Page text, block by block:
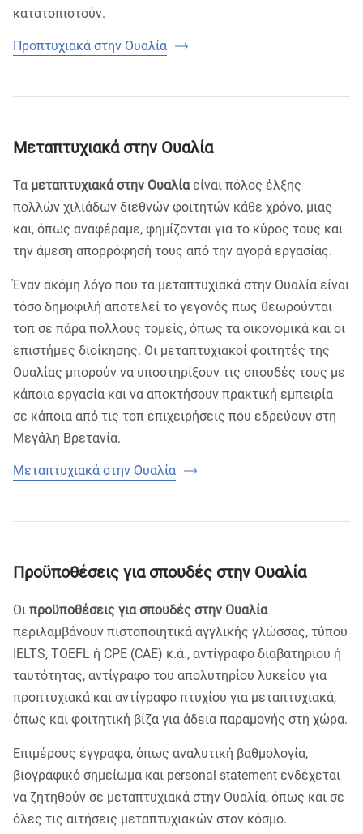
κατατοπιστούν.
Προπτυχιακά στην Ουαλία
Μεταπτυχιακά στην Ουαλία
Τα μεταπτυχιακά στην Ουαλίαείναι πόλος έλξης
πολλών χιλιάδων διεθνών φοιτητών κάθε χρόνο, μιας
και, όπως αναφέραμε, φημίζονται για το κύρος τους και
την άμεση απορρόφησή τους από την αγορά εργασίας.
Έναν ακόμη λόγο που τα μεταπτυχιακά στην Ουαλία είναι
τόσο δημοφιλή αποτελεί το γεγονός πως θεωρούνται
τοπ σε πάρα πολλούς τομείς, όπως τα οικονομικά και οι
επιστήμες διοίκησης. Οι μεταπτυχιακοί φοιτητές της
Ουαλίας μπορούν να υποστηρίξουν τις σπουδές τους με
κάποια εργασία και να αποκτήσουν πρακτική εμπειρία
σε κάποια από τις τοπ επιχειρήσεις που εδρεύουν στη
Μεγάλη Βρετανία.
Μεταπτυχιακά στην Ουαλία
Προϋποθέσεις για σπουδές στην Ουαλία
Οι προϋποθέσεις για σπουδές στην Ουαλία
περιλαμβάνουν πιστοποιητικά αγγλικής γλώσσας, τύπου
IELTS, TOEFL ή CPE (CAE) κ.ά., αντίγραφο διαβατηρίου ή
ταυτότητας, αντίγραφο του απολυτηρίου λυκείου για
προπτυχιακά και αντίγραφο πτυχίου για μεταπτυχιακά,
όπως και φοιτητική βίζα για άδεια παραμονής στη χώρα.
Επιμέρους έγγραφα, όπως αναλυτική βαθμολογία,
βιογραφικό σημείωμα και personal statement ενδέχεται
να ζητηθούν σε μεταπτυχιακά στην Ουαλία, όπως και σε
όλες τις αιτήσεις μεταπτυχιακών στον κόσμο.